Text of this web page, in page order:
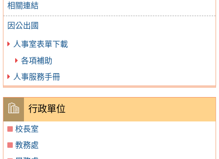
相關連結
因公出國
人事室表單下載
各項補助
人事服務手冊
行政單位
校長室
教務處